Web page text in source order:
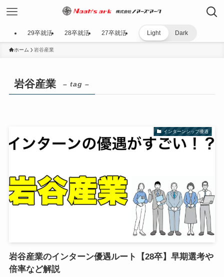
29卒就活 28卒就活 27卒就活 Light Dark
ホーム 岩谷産業
岩谷産業 – tag –
インターンシップ優遇
岩谷産業のインターン優遇ルート【28卒】早期選考や
倍率など解説